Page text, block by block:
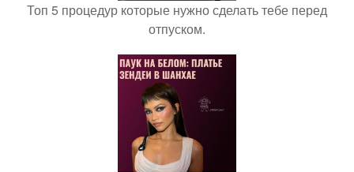
Топ 5 процедур которые нужно сделать тебе перед
отпуском.